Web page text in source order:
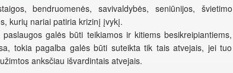
bendruomenės, savivaldybės, seniūnijos, švietimo
kurių nariai patiria krizinį įvykį.
galės būti teikiamos ir kitiems besikreipiantiems,
tokia pagalba galės būti suteikta tik tais atvejais, jei tuo
anksčiau išvardintais atvejais.